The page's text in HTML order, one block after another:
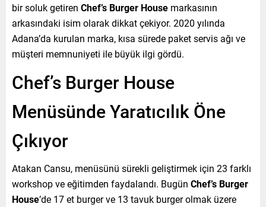
bir soluk getiren Chef’s Burger House markasının
arkasındaki isim olarak dikkat çekiyor. 2020 yılında
Adana’da kurulan marka, kısa sürede paket servis ağı ve
müşteri memnuniyeti ile büyük ilgi gördü.
Chef’s Burger House
Menüsünde Yaratıcılık Öne
Çıkıyor
Atakan Cansu, menüsünü sürekli geliştirmek için 23 farklı
workshop ve eğitimden faydalandı. Bugün Chef’s Burger
House’de 17 et burger ve 13 tavuk burger olmak üzere